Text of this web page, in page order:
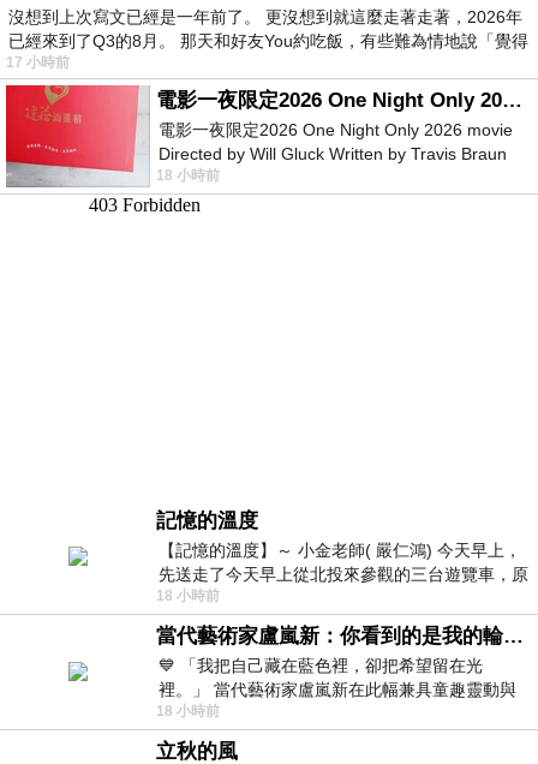
沒想到上次寫文已經是一年前了。 更沒想到就這麼走著走著，2026年
已經來到了Q3的8月。 那天和好友You約吃飯，有些難為情地說「覺得
17 小時前
電影一夜限定2026 One Night Only 2026 movie
電影一夜限定2026 One Night Only 2026 movie
Directed by Will Gluck Written by Travis Braun
Starring Monica Barbaro
18 小時前
記憶的溫度
【記憶的溫度】～ 小金老師( 嚴仁鴻) 今天早上，
先送走了今天早上從北投來參觀的三台遊覽車，原
以為展場已經差不多要安靜下來，卻發
18 小時前
當代藝術家盧嵐新：你看到的是我的輪廓，還是你的故事？——藏在藍色裡的希望與光
💙 「我把自己藏在藍色裡，卻把希望留在光
裡。」 當代藝術家盧嵐新在此幅兼具童趣靈動與
抽象韻味的新作中，用湛藍的羽翼般色塊包覆著
18 小時前
立秋的風